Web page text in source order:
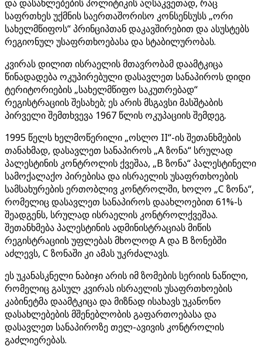
და დასახლებების პოლიტიკის აღსაკვეთად, რაც
საფრთხეს უქმნის საერთაშორისო კონსენსუსს „ორი
სახელმწიფოს“ პრინციპთან დაკავშირებით და ასუსტებს
რეგიონულ უსაფრთხოებასა და სტაბილურობას.
კვირას დილით ისრაელის მთავრობამ დაამტკიცა
წინადადება ოკუპირებული დასავლეთ სანაპიროს დიდი
ტერიტორიების „სახელმწიფო საკუთრებად“
რეგისტრაციის შესახებ; ეს არის მსგავსი მასშტაბის
პირველი შემთხვევა 1967 წლის ოკუპაციის შემდეგ.
1995 წელს ხელმოწერილი „ოსლო II“-ის შეთანხმების
თანახმად, დასავლეთ სანაპიროს „A ზონა“ სრულად
პალესტინის კონტროლის ქვეშაა, „B ზონა“ პალესტინელი
სამოქალაქო პირებისა და ისრაელის უსაფრთხოების
სამსახურების ერთობლივ კონტროლში, ხოლო „C ზონა“,
რომელიც დასავლეთ სანაპიროს დაახლოებით 61%-ს
შეადგენს, სრულად ისრაელის კონტროლქვეშაა.
შეთანხმება პალესტინის ადმინისტრაციას მიწის
რეგისტრაციის უფლებას მხოლოდ A და B ზონებში
აძლევს, C ზონაში კი ამას უკრძალავს.
ეს უკანასკნელი ნაბიჯი არის იმ ზომების სერიის ნაწილი,
რომელიც გასულ კვირას ისრაელის უსაფრთხოების
კაბინეტმა დაამტკიცა და მიზნად ისახავს უკანონო
დასახლებების მშენებლობის გაფართოებასა და
დასავლეთ სანაპიროზე თელ-ავივის კონტროლის
გაძლიერებას.